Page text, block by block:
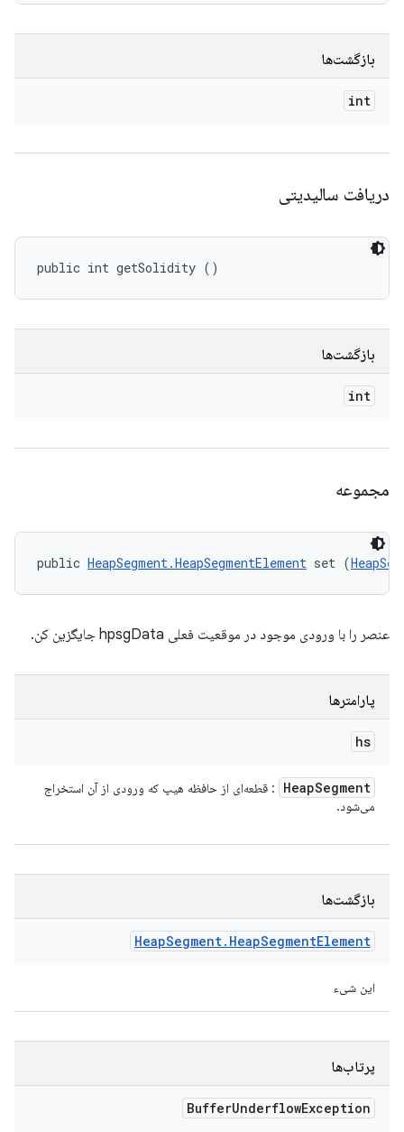
بازگشت‌ها
int
دریافت سالیدیتی
public int getSolidity ()
بازگشت‌ها
int
مجموعه
public HeapSegment.HeapSegmentElement set (
عنصر را با ورودی موجود در موقعیت فعلی hpsgData جایگزین کن.
پارامترها
hs
HeapSegment
: قطعه‌ای از حافظه هیپ که ورودی از آن استخراج
می‌شود.
بازگشت‌ها
HeapSegment. HeapSegmentElement
این شیء
پرتاب‌ها
BufferUnderflowException